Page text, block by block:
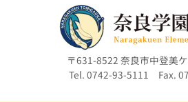
〒631-8522 奈良市中登美
Tel. 0742-93-5111 Fax.